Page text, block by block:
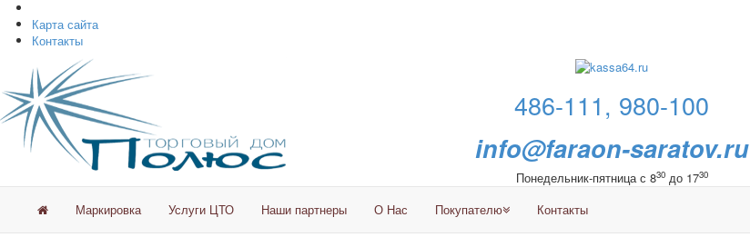
Карта сайта
Контакты
486-111, 980-100
info@faraon-saratov.ru
Понедельник-пятница с 830до 1730
Маркировка Услуги ЦТО Наши партнеры О Нас Покупателю Контакты